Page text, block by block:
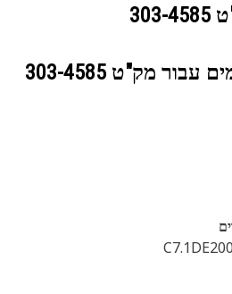
303-4585
עבור מק"ט 303-4585